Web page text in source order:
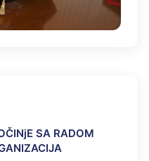
SA RADOM